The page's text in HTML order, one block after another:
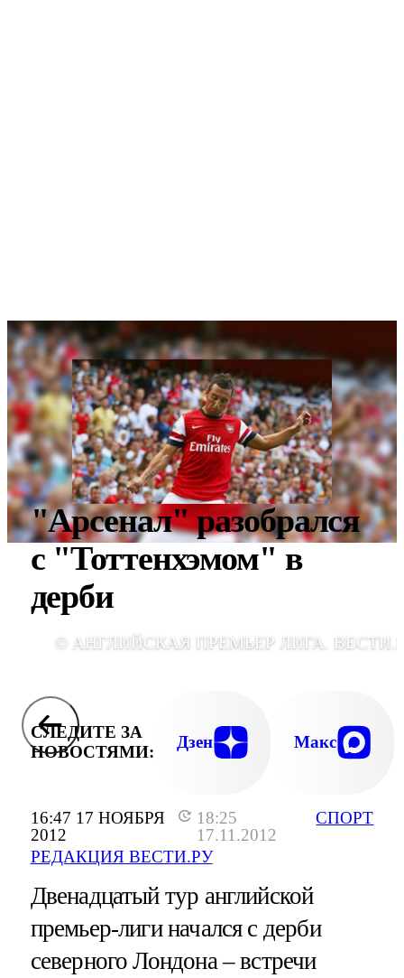
16:47 17 НОЯБРЯ
2012
18:25
17.11.2012
РЕДАКЦИЯ ВЕСТИ.РУ
СПОРТ
"Арсенал" разобрался
с "Тоттенхэмом" в
дерби
© АНГЛИЙСКАЯ ПРЕМЬЕР ЛИГА.
СЛЕДИТЕ ЗА
НОВОСТЯМИ:
Дзен Макс
Двенадцатый тур английской
премьер-лиги начался с дерби
северного Лондона – встречи